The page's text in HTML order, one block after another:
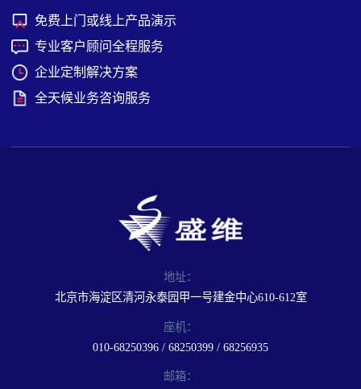
免费上门或线上产品演示
专业客户顾问全程服务
企业定制解决方案
全天候业务咨询服务
地址：
北京市海淀区清河永泰园甲一号建金中心610-612室
座机：
010-68250396 / 68250399 / 68256935
邮箱：